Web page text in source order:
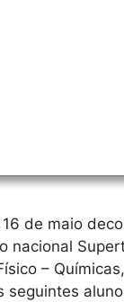
de maio
nacional
–
seguintes